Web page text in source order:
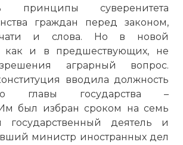
принципы суверенитета
граждан перед законом,
и слова. Но в новой
как и в предшествующих, не
аграрный вопрос.
вводила должность
главы государства –
был избран сроком на семь
государственный деятель и
министр иностранных дел